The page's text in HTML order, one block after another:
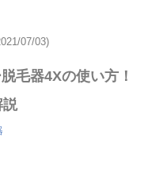
07/03)
毛器4Xの使い方！
説